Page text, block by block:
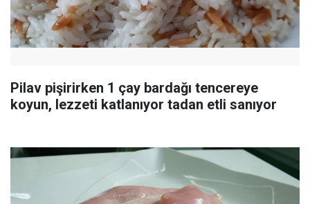
Pilav pişirirken 1 çay bardağı tencereye
koyun, lezzeti katlanıyor tadan etli sanıyor